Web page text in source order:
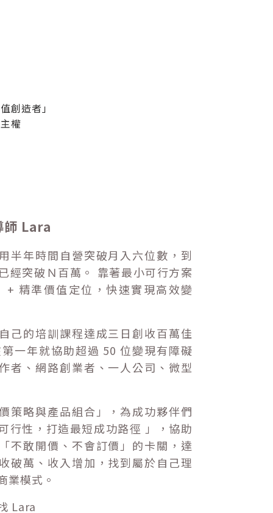
創造者」
權
師 Lara
半年時間自營突破月入六位數，到
經突破Ｎ百萬。 靠著最小可行方案
+ 精準價值定位，快速實現高效變
己的培訓課程達成三日創收百萬佳
一年就協助超過 50 位變現有障礙
者、網路創業者、一人公司、微型
策略與產品組合」，為成功夥伴們
行性，打造最短成功路徑 」，協助
不敢開價、不會訂價」的卡關，達
破萬、收入增加，找到屬於自己理
業模式。
Lara